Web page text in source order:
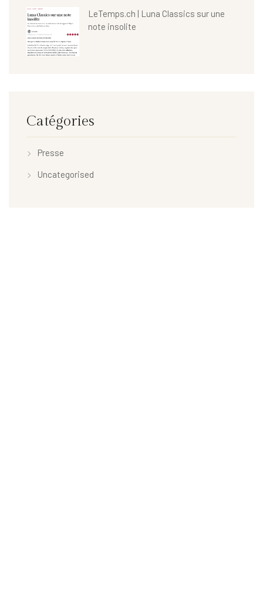
LeTemps.ch | Luna Classics sur une
note insolite
Catégories
Presse
Uncategorised